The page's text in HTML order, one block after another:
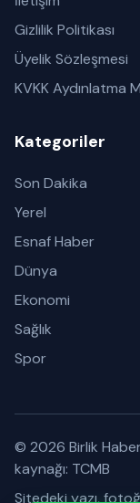
Gizlilik Politikası
Üyelik Sözleşmesi
KVKK Aydınlatma
Kategoriler
Son Dakika
Yerel
Esnaf Haber
Dünya
Ekonomi
Sağlık
Spor
© 2026 Birlik Haber.
kaynağı: TCMB
Sitedeki yazı,